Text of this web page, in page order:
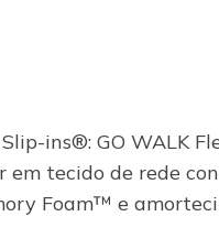
ins®: GO WALK
tecido de rede
Foam™ e